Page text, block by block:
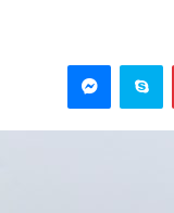
بينتيريستسكايب ماسنجر